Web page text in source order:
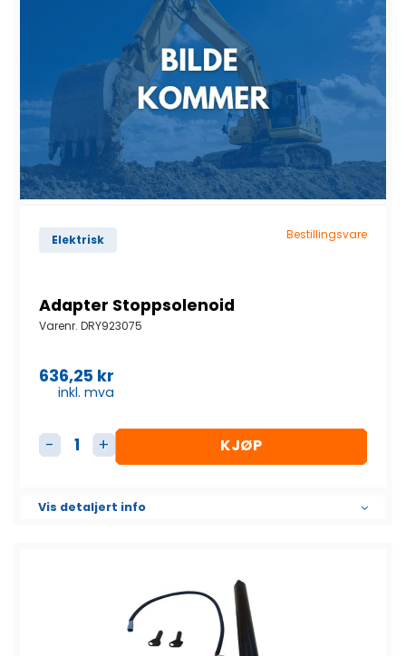
Elektrisk Bestillingsvare
Adapter Stoppsolenoid
Varenr. DRY923075
636,25 kr
inkl. mva
Adapter Stoppsolenoid antall
KJØP
Vis detaljert info